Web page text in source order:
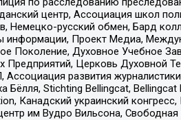
центр, Ассоциация школ
Немецко-русский обмен, Бард
Проект Медиа,
Поколение, Духовное Учебное
Предприятий, Церковь Духовной
развития
Бёлля, Stichting Bellingcat,
Канадский украинский
им Вудро Вильсона, Свободная